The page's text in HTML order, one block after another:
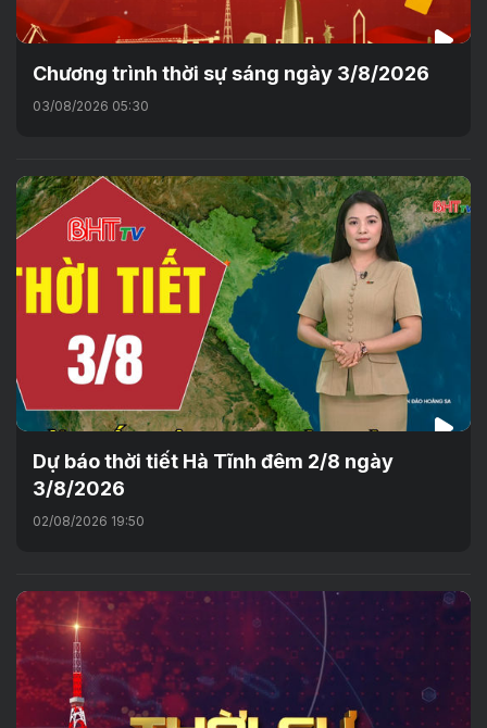
Chương trình thời sự sáng ngày 3/8/2026
03/08/2026 05:30
Dự báo thời tiết Hà Tĩnh đêm 2/8 ngày
3/8/2026
02/08/2026 19:50